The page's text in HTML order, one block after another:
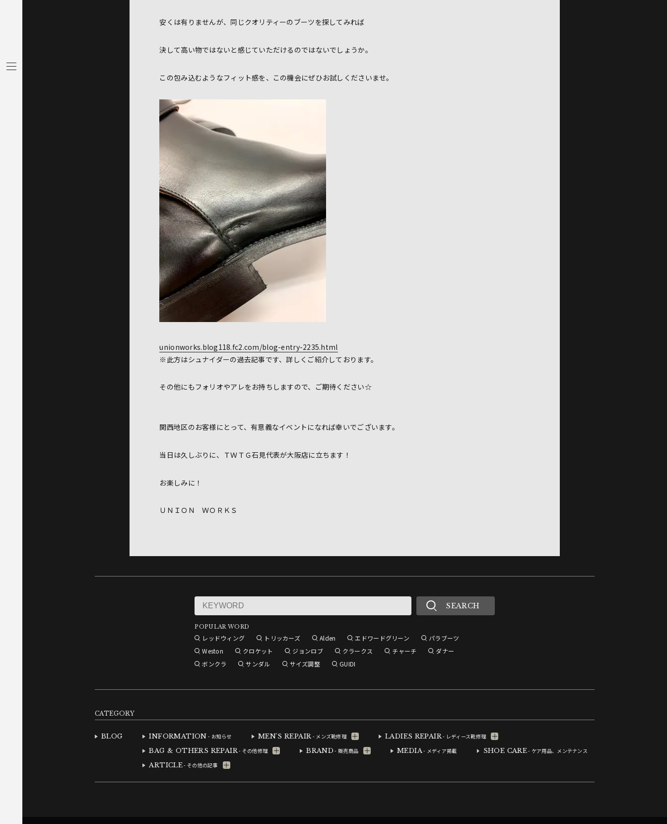
安くは有りませんが、同じクオリティーのブーツを探してみれば
決して高い物ではないと感じていただけるのではないでしょうか。
この包み込むようなフィット感を、この機会にぜひお試しくださいませ。
unionworks.blog118.fc2.com/blog-entry-2235.html
※此方はシュナイダーの過去記事です、詳しくご紹介しております。
その他にもフォリオやアレをお持ちしますので、ご期待ください☆
関西地区のお客様にとって、有意義なイベントになれば幸いでございます。
当日は久しぶりに、ＴＷＴＧ石見代表が大阪店に立ちます！
お楽しみに！
ＵＮＩＯＮ ＷＯＲＫＳ
POPULAR WORD
レッドウィング トリッカーズ Alden エドワードグリーン
パラブーツ
Weston
クロケット ジョンロブ クラークス チャーチ
ダナー
ボンクラ
サンダル サイズ調整 GUIDI
CATEGORY
BLOG INFORMATION - お知らせ MEN'S REPAIR- メンズ靴修理 LADIES REPAIR- レディース靴修理
BAG & OTHERS REPAIR- その他修理 BRAND - 販売商品 MEDIA- メディア掲載 SHOE CARE- ケア用品、メンテナンス
ARTICLE- その他の記事